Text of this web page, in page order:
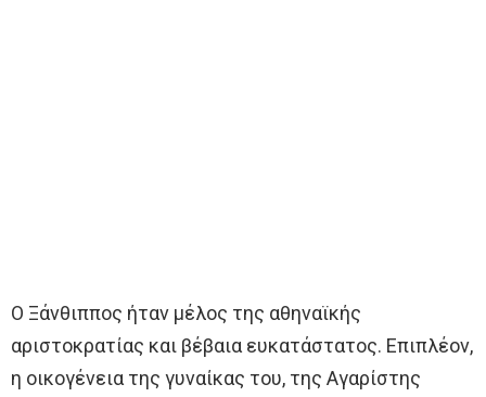
Ο Ξάνθιππος ήταν μέλος της αθηναϊκής
αριστοκρατίας και βέβαια ευκατάστατος. Επιπλέον,
η οικογένεια της γυναίκας του, της Αγαρίστης